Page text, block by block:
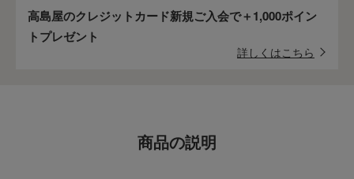
高島屋のクレジットカード新規ご入会で＋1,000ポイン
トプレゼント
詳しくはこちら
商品の説明